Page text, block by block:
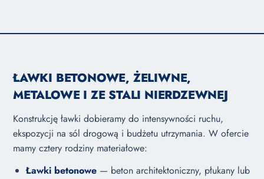
ŁAWKI BETONOWE, ŻELIWNE,
METALOWE I ZE STALI NIERDZEWNEJ
Konstrukcję ławki dobieramy do intensywności ruchu,
ekspozycji na sól drogową i budżetu utrzymania. W ofercie
mamy cztery rodziny materiałowe:
Ławki betonowe — beton architektoniczny, płukany lub